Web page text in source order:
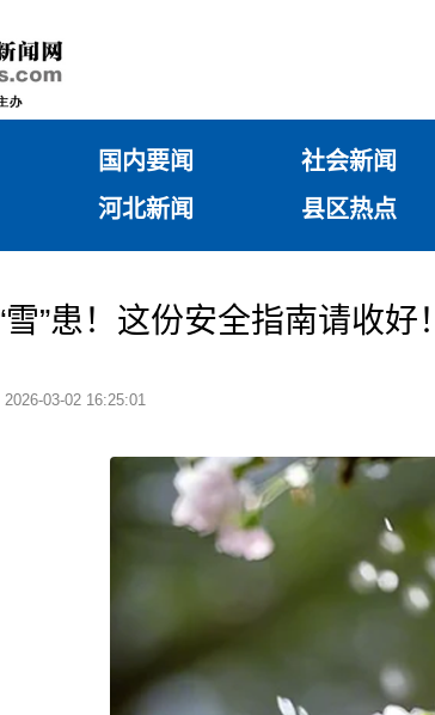
国内要闻 社会新闻
河北新闻 县区热点
”患！这份安全指南请收好！
2026-03-02 16:25:01